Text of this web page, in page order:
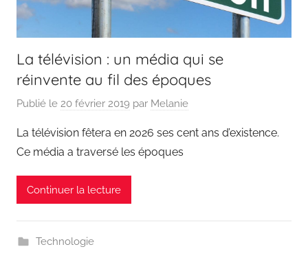
La télévision : un média qui se
réinvente au fil des époques
Publié le 20 février 2019 par Melanie
La télévision fêtera en 2026 ses cent ans d’existence.
Ce média a traversé les époques
Continuer la lecture
Technologie